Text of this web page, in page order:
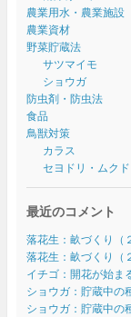
農業用水・農業施設
農業資材
野菜貯蔵法
サツマイモ
ショウガ
防虫剤・防虫法
食品
鳥獣対策
カラス
セヨドリ・ムクド
最近のコメント
落花生：畝づくり（
落花生：畝づくり（
イチゴ：開花が始ま
ショウガ：貯蔵中の
ショウガ：貯蔵中の